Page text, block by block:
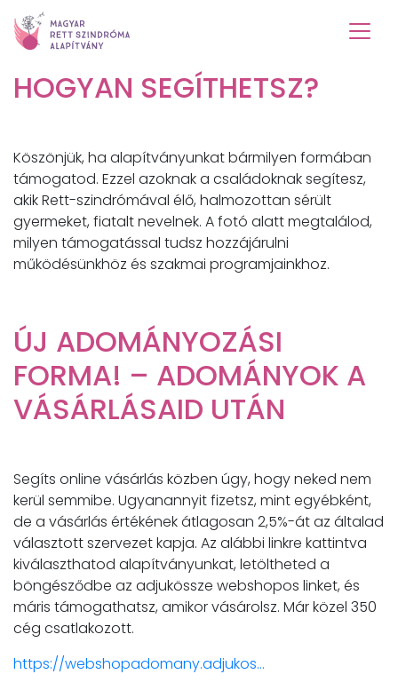
HOGYAN SEGÍTHETSZ?
Köszönjük, ha alapítványunkat bármilyen formában
támogatod. Ezzel azoknak a családoknak segítesz,
akik Rett-szindrómával élő, halmozottan sérült
gyermeket, fiatalt nevelnek. A fotó alatt megtalálod,
milyen támogatással tudsz hozzájárulni
működésünkhöz és szakmai programjainkhoz.
ÚJ ADOMÁNYOZÁSI
FORMA! – ADOMÁNYOK A
VÁSÁRLÁSAID UTÁN
Segíts online vásárlás közben úgy, hogy neked nem
kerül semmibe. Ugyanannyit fizetsz, mint egyébként,
de a vásárlás értékének átlagosan 2,5%-át az általad
választott szervezet kapja. Az alábbi linkre kattintva
kiválaszthatod alapítványunkat, letöltheted a
böngésződbe az adjukössze webshopos linket, és
máris támogathatsz, amikor vásárolsz. Már közel 350
cég csatlakozott.
https://webshopadomany.adjukos...